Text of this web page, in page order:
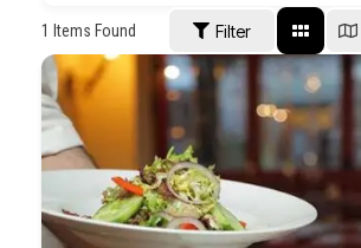
1 Items Found Filter